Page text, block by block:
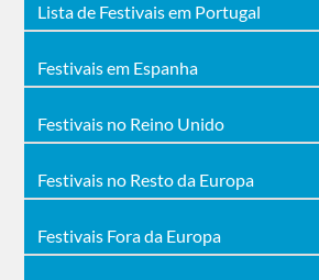
Lista de Festivais em Portugal
Festivais em Espanha
Festivais no Reino Unido
Festivais no Resto da Europa
Festivais Fora da Europa